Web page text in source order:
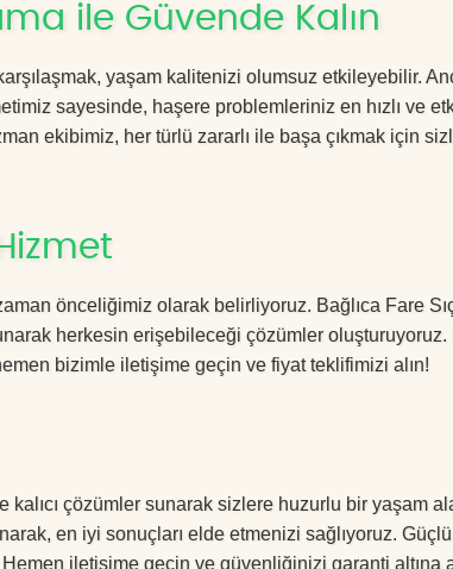
ile Güvende Kalın
yaşam kalitenizi olumsuz etkileyebilir.
sayesinde, haşere problemleriniz en hızlı ve
ekibimiz, her türlü zararlı ile başa çıkmak için
önceliğimiz olarak belirliyoruz. Bağlıca Fare
herkesin erişebileceği çözümler oluşturuyoruz.
bizimle iletişime geçin ve fiyat teklifimizi alın!
çözümler sunarak sizlere huzurlu bir yaşam
en iyi sonuçları elde etmenizi sağlıyoruz.
iletişime geçin ve güvenliğinizi garanti altına